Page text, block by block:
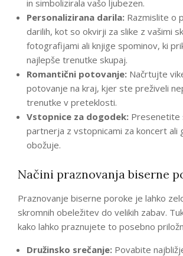
in simbolizirala vašo ljubezen.
Personalizirana darila: Razmislite o
darilih, kot so okvirji za slike z vašimi
fotografijami ali knjige spominov, ki
najlepše trenutke skupaj.
Romantični potovanje: Načrtujte
potovanje na kraj, kjer ste preživeli
trenutke v preteklosti.
Vstopnice za dogodek: Presenetite
partnerja z vstopnicami za koncert ali
obožuje.
Načini praznovanja biserne
Praznovanje biserne poroke je lahko
skromnih obeležitev do velikih zabav.
kako lahko praznujete to posebno
Družinsko srečanje: Povabite